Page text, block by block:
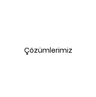
Çözümlerimiz